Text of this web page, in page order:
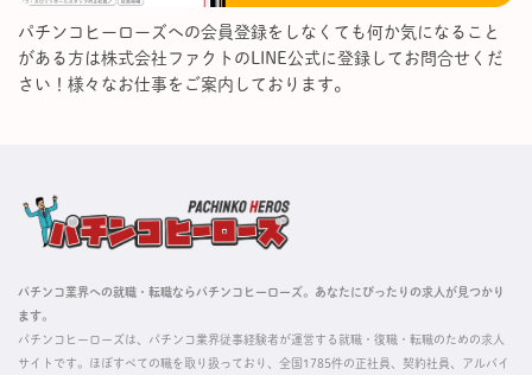
パチンコヒーローズへの会員登録をしなくても何か気になること
がある方は株式会社ファクトのLINE公式に登録してお問合せくだ
さい！様々なお仕事をご案内しております。
パチンコ業界への就職・転職ならパチンコヒーローズ。あなたにぴったりの求人が見つかり
ます。
パチンコヒーローズは、パチンコ業界従事経験者が運営する就職・復職・転職のための求人
サイトです。ほぼすべての職を取り扱っており、全国1785件の正社員、契約社員、アルバイ